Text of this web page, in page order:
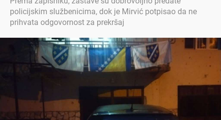
policijskim službenicima, dok je Mirvić potpisao da ne
prihvata odgovornost za prekršaj